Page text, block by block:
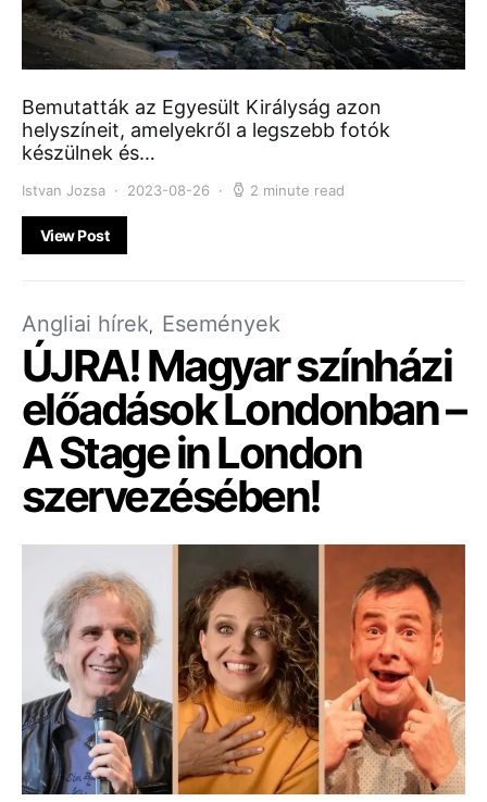
Bemutatták az Egyesült Királyság azon
helyszíneit, amelyekről a legszebb fotók
készülnek és…
Istvan Jozsa 2023-08-26 2 minute read
View Post
Angliai hírek Események
ÚJRA! Magyar színházi
előadások Londonban –
A Stage in London
szervezésében!